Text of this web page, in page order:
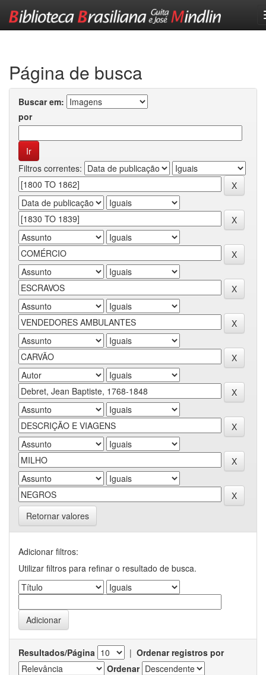
Página de busca
Buscar em:
por
Filtros correntes:
Retornar valores
Adicionar filtros:
Utilizar filtros para refinar o resultado de busca.
Resultados/Página | Ordenar registros por
Ordenar